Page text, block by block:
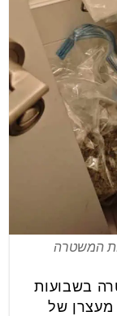
המשטרה
בשבועות
מעצרן של